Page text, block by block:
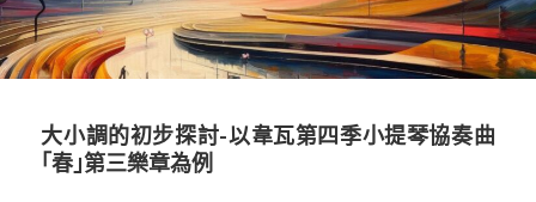
大小調的初步探討-以韋瓦第四季小提琴協奏曲
｢春｣第三樂章為例